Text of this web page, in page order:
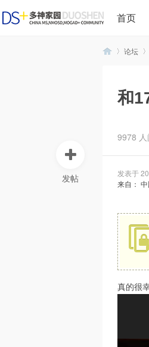
首页
论坛
›
和
9978 人
发表于
来自： 中
真的很
发帖